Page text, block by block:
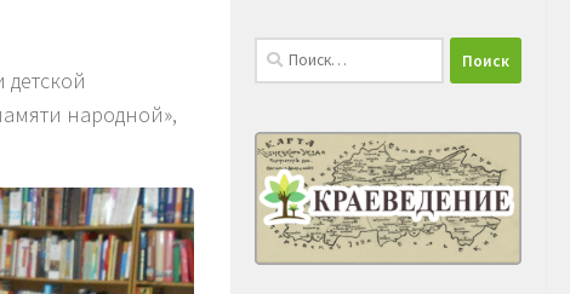
народной»,
Найти: